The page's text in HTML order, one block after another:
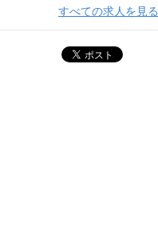
すべての求人を見る